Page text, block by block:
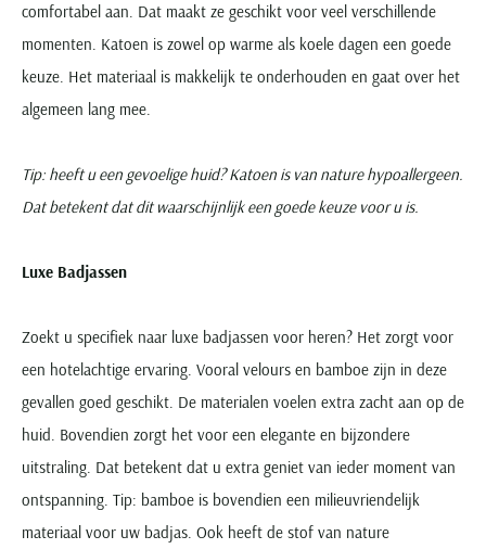
comfortabel aan. Dat maakt ze geschikt voor veel verschillende
momenten. Katoen is zowel op warme als koele dagen een goede
keuze. Het materiaal is makkelijk te onderhouden en gaat over het
algemeen lang mee.
Tip: heeft u een gevoelige huid? Katoen is van nature hypoallergeen.
Dat betekent dat dit waarschijnlijk een goede keuze voor u is.
Luxe Badjassen
Zoekt u specifiek naar luxe badjassen voor heren? Het zorgt voor
een hotelachtige ervaring. Vooral velours en bamboe zijn in deze
gevallen goed geschikt. De materialen voelen extra zacht aan op de
huid. Bovendien zorgt het voor een elegante en bijzondere
uitstraling. Dat betekent dat u extra geniet van ieder moment van
ontspanning. Tip: bamboe is bovendien een milieuvriendelijk
materiaal voor uw badjas. Ook heeft de stof van nature